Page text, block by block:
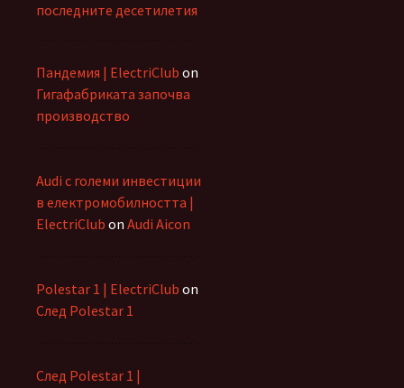
последните десетилетия
Пандемия | ElectriClub on
Гигафабриката започва
производство
Audi с големи инвестиции
в електромобилността |
ElectriClub on Audi Aicon
Polestar 1 | ElectriClub on
След Polestar 1
След Polestar 1 |